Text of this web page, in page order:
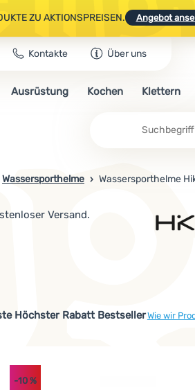
ZU AKTIONSPREISEN. Angebot
CODEOUT10NUTZEN.
ZU AKTIONSPREISEN. Angebot
Kontakte Über uns
Suche
Ausrüstung Kochen Klettern
Wassersporthelme Wassersporthelme
Versand.
Höchster Rabatt BestsellerWie wir
-10%